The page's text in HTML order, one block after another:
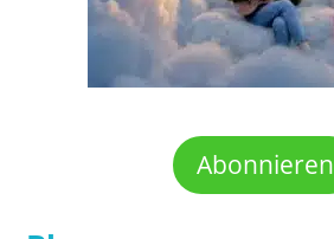
Abonnieren